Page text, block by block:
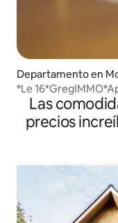
Departamento en
*Le
Las
precios